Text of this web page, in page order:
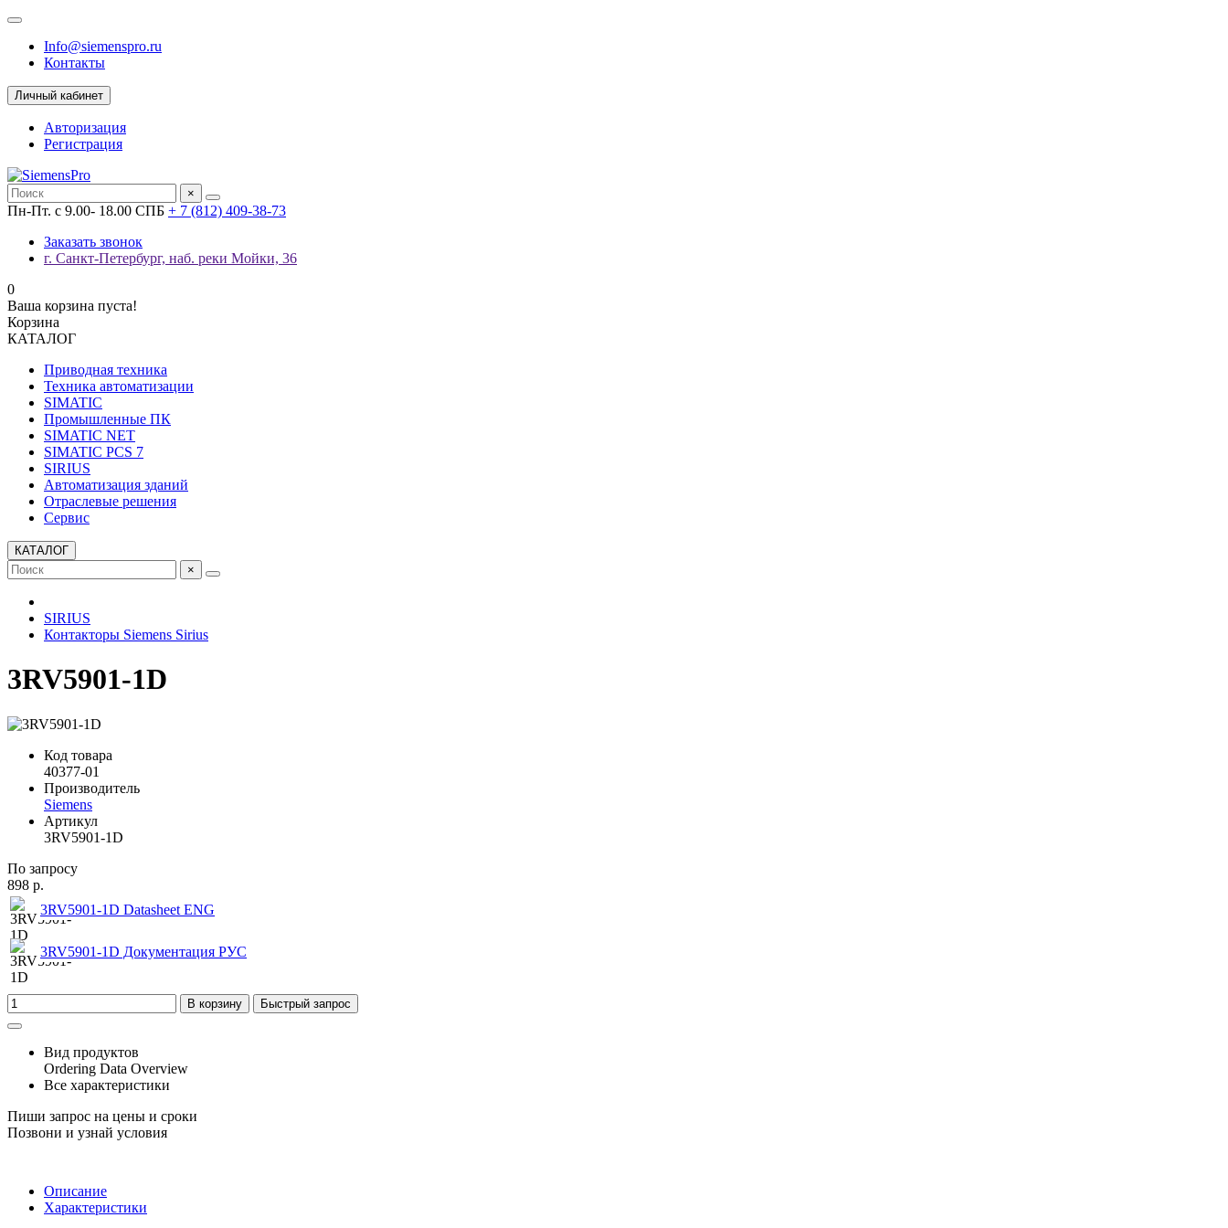
Info@siemenspro.ru
Контакты
Личный кабинет
Авторизация
Регистрация
×
Пн-Пт. с 9.00- 18.00 СПБ + 7 (812) 409-38-73
Заказать звонок
г. Санкт-Петербург, наб. реки Мойки, 36
0
Ваша корзина пуста!
Корзина
КАТАЛОГ
Приводная техника
Техника автоматизации
SIMATIC
Промышленные ПК
SIMATIC NET
SIMATIC PCS 7
SIRIUS
Автоматизация зданий
Отраслевые решения
Сервис
КАТАЛОГ
×
SIRIUS
Контакторы Siemens Sirius
3RV5901-1D
Код товара
40377-01
Производитель
Siemens
Артикул
3RV5901-1D
По запросу
898 р.
3RV5901-1D Datasheet ENG
3RV5901-1D Документация РУС
В корзину Быстрый запрос
Вид продуктов
Ordering Data Overview
Все характеристики
Пиши запрос на цены и сроки
Позвони и узнай условия
Описание
Характеристики